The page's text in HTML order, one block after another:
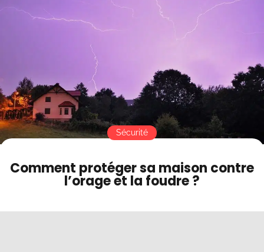
À propos
Comment protéger sa maison contre
l’orage et la foudre ?
Sécurité